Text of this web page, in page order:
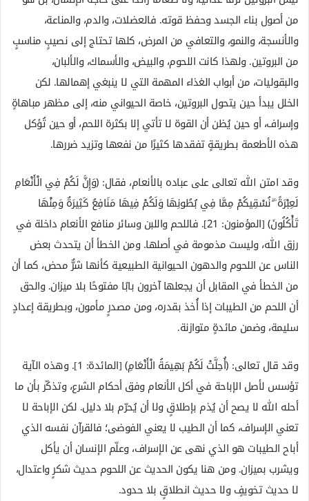
ي
ا
من أصول بناء الجسد وحفظ قوته. فالعضلات، والدم، والمناعة،
والأنسجة، والنمو، والتعافي من المرض، كلها تحتاج إلى نصيبٍ مناسبٍ
من البروتين. ولهذا كانت اللحوم، والبيض، والأسماك، والألبان،
والبقوليات، من أبواب الغذاء المهمة التي لا ينبغي إهمالها. لكن
الخلل يبدأ حين يتحول البروتين، خاصة الحيواني منه، إلى مظهر مباهاةٍ
وإسراف، أو حين يُظن أن القوة لا تأتي إلا بكثرة اللحم، أو حين تُؤكل
هذه الأطعمة بطريقةٍ تفقدها كثيرًا من نفعها وتزيد ضررها.
وقد امتن الله تعالى على عباده بالأنعام، فقال: ﴿وَإِنَّ لَكُمْ فِي الْأَنْعَامِ
لَعِبْرَةً ۖ نُسْقِيكُمْ مِمَّا فِي بُطُونِهَا وَلَكُمْ فِيهَا مَنَافِعُ كَثِيرَةٌ وَمِنْهَا
تَأْكُلُونَ﴾ [المؤمنون: 21]. فاللحم واللبن وسائر منافع الأنعام داخلة في
رزق الله، وليست مذمومة في أصلها. ومن الخطأ أن يتحدث بعض
الناس عن اللحوم والدهون الحيوانية الطبيعية كأنها شرٌّ محض، كما أن
من الخطأ في المقابل أن يجعلها آخرون بابًا مفتوحًا بلا ميزان. والحق
أن اللحم من الطيبات إذا أُخذ بقدره، ومن مصدرٍ مأمون، وبطريقة إعدادٍ
سليمة، وضمن مائدةٍ متوازنة.
وقد قال تعالى: ﴿أُحِلَّتْ لَكُمْ بَهِيمَةُ الْأَنْعَامِ﴾ [المائدة: 1]. وهذه الآية
تؤسس لأصل الإباحة في أكل الأنعام وفق أحكام الشرع، وتذكّر بأن ما
أحله الله لا يصح أن يُذم بإطلاقٍ ولا أن يُحرّم بلا دليل. لكن الإباحة لا
تعني الإسراف، كما أن الطيب لا يعني الفوضى؛ فالقرآن نفسه الذي
أباح الطيبات هو الذي نهى عن الإسراف، وعلّم الإنسان أن يأكل
ويشرب بميزان. ومن هنا يكون الحديث عن اللحوم حديث شكرٍ واعتدال،
لا حديث تخويفٍ ولا حديث انطلاقٍ بلا حدود.